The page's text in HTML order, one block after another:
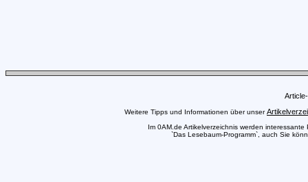
Weitere Tipps und Informationen über unser
Im 0AM.de Artikelverzeichnis werden
`Das Lesebaum-Programm`, auch Sie